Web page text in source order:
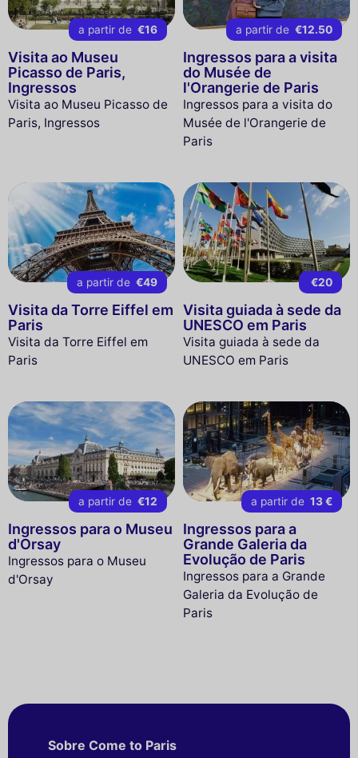
a partir de €16
Visita ao Museu
Picasso de Paris,
Ingressos
Visita ao Museu Picasso de
Paris, Ingressos
a partir de €12.50
Ingressos para a visita
do Musée de
l'Orangerie de Paris
Ingressos para a visita do
Musée de l'Orangerie de
Paris
a partir de €49
Visita da Torre Eiffel em
Paris
Visita da Torre Eiffel em
Paris
€20
Visita guiada à sede da
UNESCO em Paris
Visita guiada à sede da
UNESCO em Paris
a partir de €12
Ingressos para o Museu
d'Orsay
Ingressos para o Museu
d'Orsay
a partir de 13 €
Ingressos para a
Grande Galeria da
Evolução de Paris
Ingressos para a Grande
Galeria da Evolução de
Paris
Sobre Come to Paris